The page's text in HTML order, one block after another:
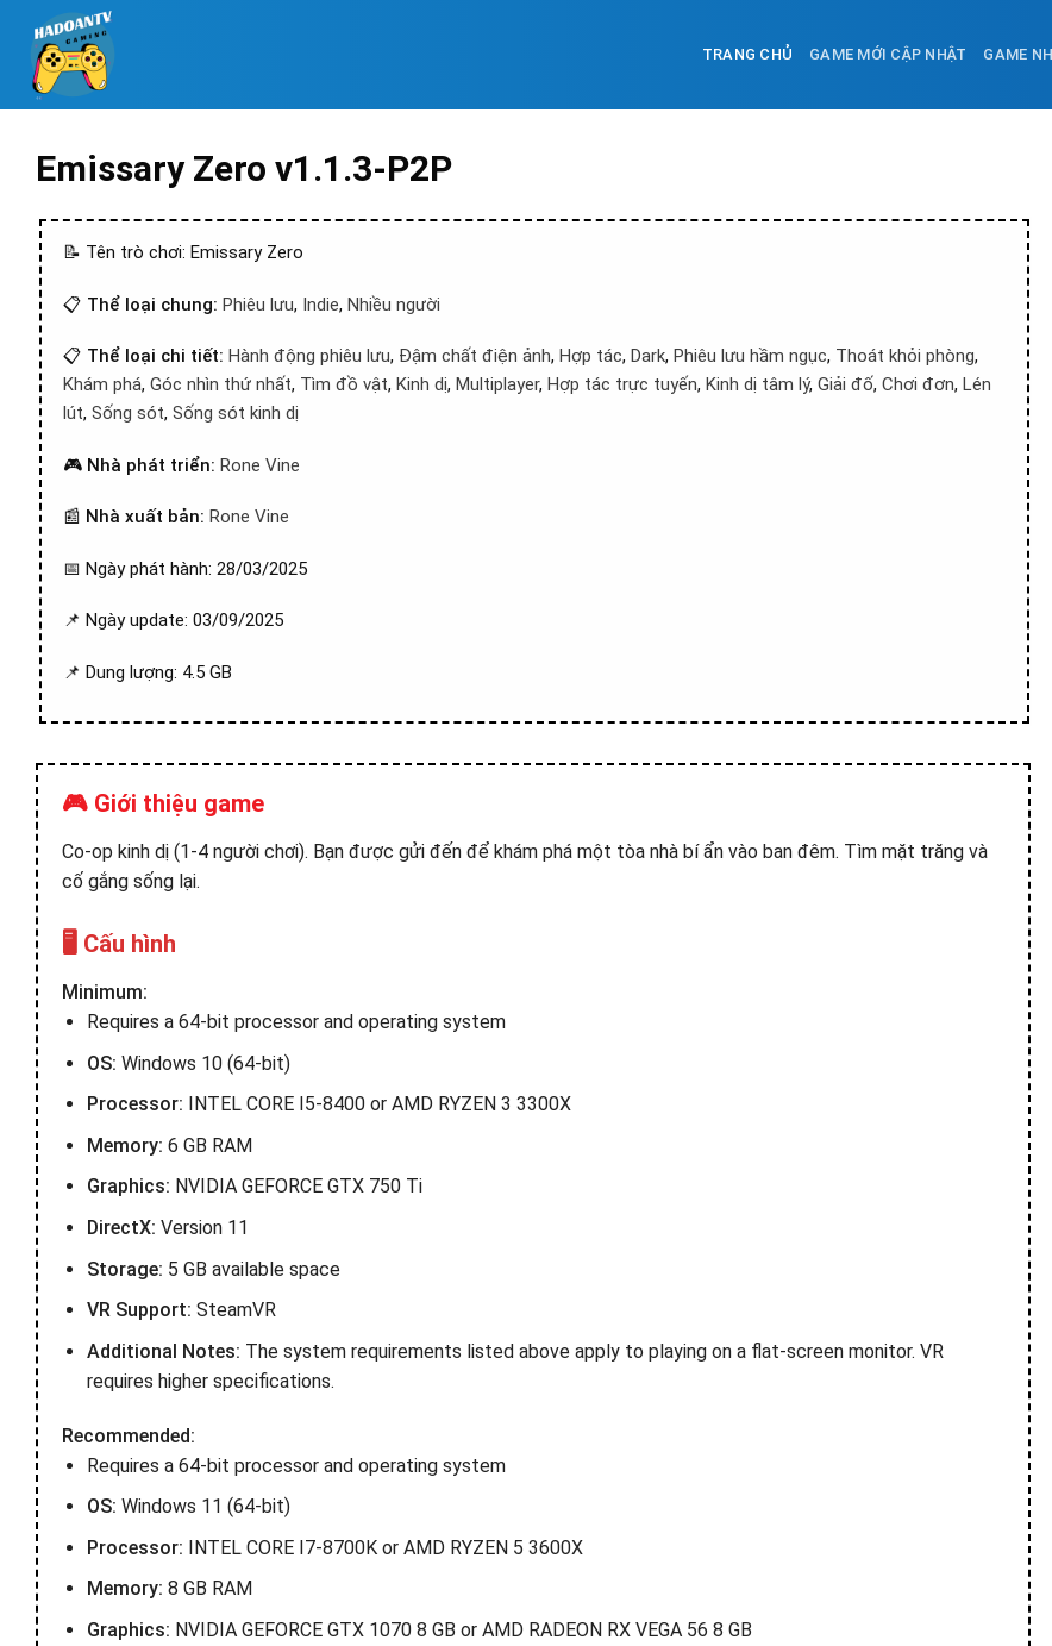
TRANG CHỦ GAME MỚI CẬP NHẬT GAME
Emissary Zero v1.1.3-P2P
📝 Tên trò chơi: Emissary Zero
📋 Thể loại chung: Phiêu lưu, Indie, Nhiều người
📋 Thể loại chi tiết: Hành động phiêu lưu, Đậm chất điện ảnh, Hợp tác, Dark, Phiêu lưu hầm ngục, Thoát khỏi phòng,
Khám phá, Góc nhìn thứ nhất, Tìm đồ vật, Kinh dị, Multiplayer, Hợp tác trực tuyến, Kinh dị tâm lý, Giải đố, Chơi đơn, Lén
lút, Sống sót, Sống sót kinh dị
🎮 Nhà phát triển: Rone Vine
📰 Nhà xuất bản: Rone Vine
📅 Ngày phát hành: 28/03/2025
📌 Ngày update: 03/09/2025
📌 Dung lượng: 4.5 GB
🎮 Giới thiệu game
Co-op kinh dị (1-4 người chơi). Bạn được gửi đến để khám phá một tòa nhà bí ẩn vào ban đêm. Tìm mặt trăng và
cố gắng sống lại.
🖥️ Cấu hình
Minimum:
Requires a 64-bit processor and operating system
OS: Windows 10 (64-bit)
Processor: INTEL CORE I5-8400 or AMD RYZEN 3 3300X
Memory: 6 GB RAM
Graphics: NVIDIA GEFORCE GTX 750 Ti
DirectX: Version 11
Storage: 5 GB available space
VR Support: SteamVR
Additional Notes: The system requirements listed above apply to playing on a flat-screen monitor. VR
requires higher specifications.
Recommended:
Requires a 64-bit processor and operating system
OS: Windows 11 (64-bit)
Processor: INTEL CORE I7-8700K or AMD RYZEN 5 3600X
Memory: 8 GB RAM
Graphics: NVIDIA GEFORCE GTX 1070 8 GB or AMD RADEON RX VEGA 56 8 GB